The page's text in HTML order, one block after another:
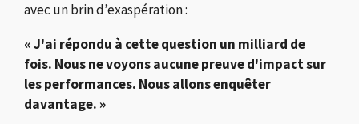
avec un brin d’exaspération :
« J'ai répondu à cette question un milliard de
fois. Nous ne voyons aucune preuve d'impact sur
les performances. Nous allons enquêter
davantage. »